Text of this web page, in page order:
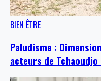
BIEN ÊTRE
Paludisme :
acteurs de Tchaoudjo